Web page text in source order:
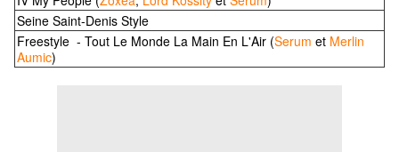
Seine Saint-Denis Style
Freestyle - Tout Le Monde La Main En L'Air (Serum et Merlin
Aumic)